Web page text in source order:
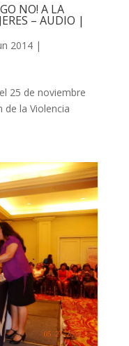
NO! A LA
– AUDIO |
2014|
25 de noviembre
de la Violencia